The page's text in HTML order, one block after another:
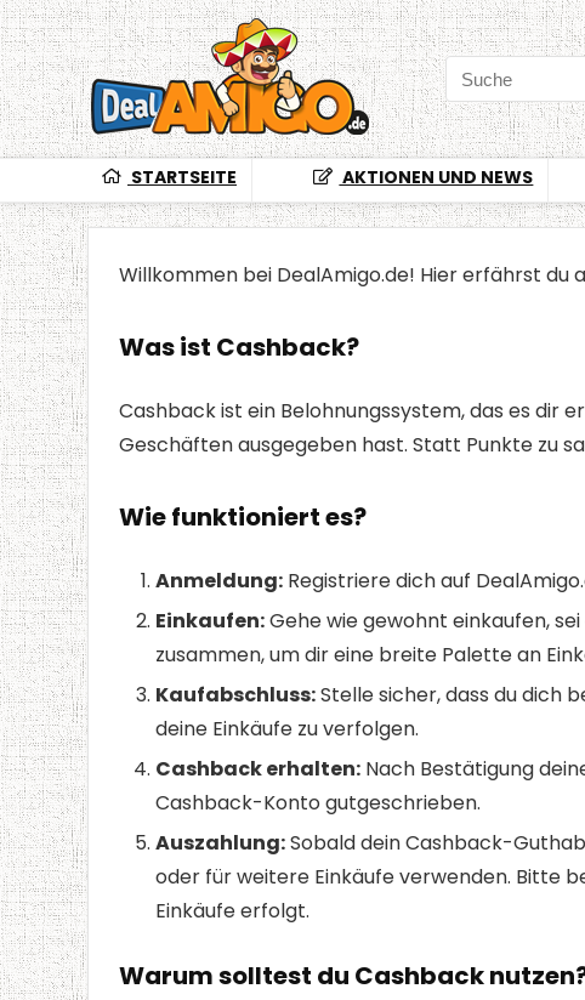
STARTSEITE AKTIONEN UND NEWS
Willkommen bei DealAmigo.de! Hier erfährst du
Was ist Cashback?
Cashback ist ein Belohnungssystem, das es dir
Geschäften ausgegeben hast. Statt Punkte zu
Wie funktioniert es?
Anmeldung: Registriere dich auf
Einkaufen:Gehe wie gewohnt einkaufen,
zusammen, um dir eine breite Palette an
Kaufabschluss:Stelle sicher, dass du dich
deine Einkäufe zu verfolgen.
Cashback erhalten: Nach Bestätigung
Cashback-Konto gutgeschrieben.
Auszahlung:Sobald dein Cashback-
oder für weitere Einkäufe verwenden. Bitte
Einkäufe erfolgt.
Warum solltest du Cashback